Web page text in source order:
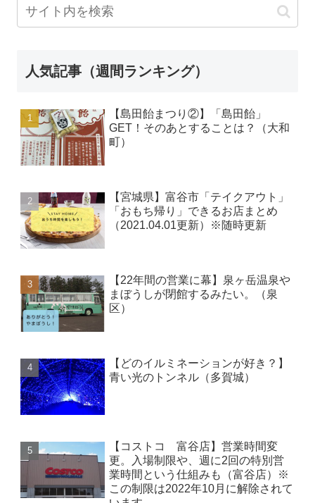
人気記事（週間ランキング）
【島田飴まつり②】「島田飴」
GET！そのあとすることは？（大和
町）
【宮城県】富谷市「テイクアウト」
「おもち帰り」できるお店まとめ
（2021.04.01更新）※随時更新
【22年間の営業に幕】泉ヶ岳温泉や
まぼうしが閉館するみたい。（泉
区）
【どのイルミネーションが好き？】
青い光のトンネル（多賀城）
【コストコ 富谷店】営業時間変
更。入場制限や、週に2回の特別営
業時間という仕組みも（富谷店）※
この制限は2022年10月に解除されて